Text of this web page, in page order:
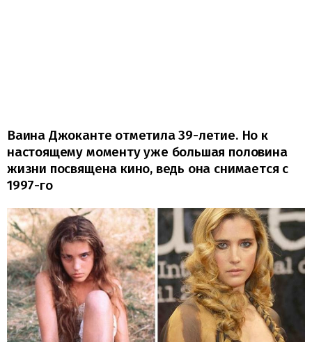
Ваина Джоканте отметила 39-летие. Но к
настоящему моменту уже большая половина
жизни посвящена кино, ведь она снимается с
1997-го